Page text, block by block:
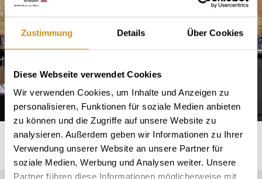
Zustimmung Details Über Cookies
Diese Webseite verwendet Cookies
Wir verwenden Cookies, um Inhalte und Anzeigen zu
personalisieren, Funktionen für soziale Medien anbieten
zu können und die Zugriffe auf unsere Website zu
analysieren. Außerdem geben wir Informationen zu Ihrer
Verwendung unserer Website an unsere Partner für
soziale Medien, Werbung und Analysen weiter. Unsere
Partner führen diese Informationen möglicherweise mit
Plan & Book
Accommodaties Boek ervaringen
Startseite Plan & Book vergaderfaciliteiten